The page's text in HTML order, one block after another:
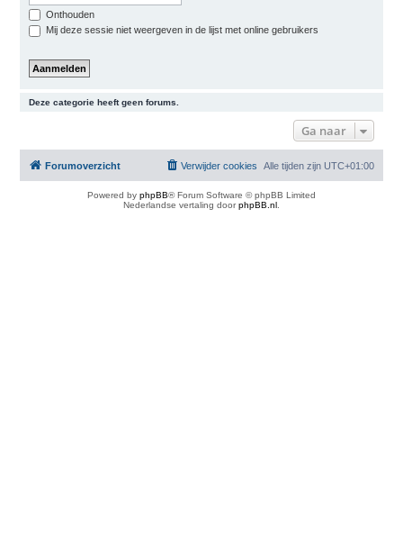
Onthouden
Mij deze sessie niet weergeven in de lijst met online gebruikers
Deze categorie heeft geen forums.
Ga naar
Forumoverzicht Alle tijden zijn UTC+01:00
Verwijder cookies
Powered by phpBB® Forum Software © phpBB Limited
Nederlandse vertaling doorphpBB.nl